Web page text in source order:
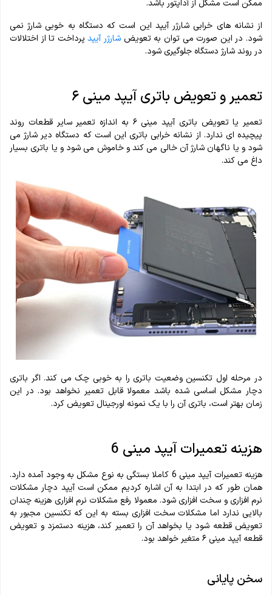
ممکن است مشکل از آداپتور باشد.
از نشانه های خرابی شارژر آیپد این است که دستگاه به خوبی شارژ نمی
شود. در این صورت می توان به تعویض شارژر آیپدپرداخت تا از اختلالات
در روند شارژ دستگاه جلوگیری شود.
تعمیر و تعویض باتری آیپد مینی ۶
تعمیر یا تعویض باتری آیپد مینی ۶ به اندازه تعمیر سایر قطعات روند
پیچیده ای ندارد. از نشانه خرابی باتری این است که دستگاه دیر شارژ می
شود و یا ناگهان شارژ آن خالی می کند و خاموش می شود و یا باتری بسیار
داغ می کند.
در مرحله اول تکنسین وضعیت باتری را به خوبی چک می کند. اگر باتری
دچار مشکل اساسی شده باشد معمولا قابل تعمیر نخواهد بود. در این
زمان بهتر است، باتری آن را با یک نمونه اورجینال تعویض کرد.
هزینه تعمیرات آیپد مینی 6
هزینه تعمیرات آیپد مینی 6 کاملا بستگی به نوع مشکل به وجود آمده دارد.
همان طور که در ابتدا به آن اشاره کردیم ممکن است آیپد دچار مشکلات
نرم افزاری و سخت افزاری شود. معمولا رفع مشکلات نرم افزاری هزینه چندان
بالایی ندارد اما مشکلات سخت افزاری بسته به این که تکنسین مجبور به
تعویض قطعه شود یا بخواهد آن را تعمیر کند، هزینه دستمزد و تعویض
قطعه آیپد مینی ۶ متغیر خواهد بود.
سخن پایانی